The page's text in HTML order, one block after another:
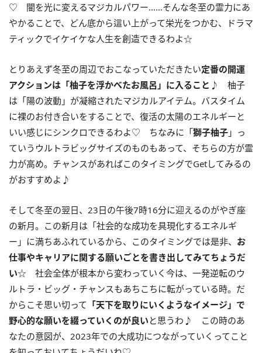
♡ 闇を光に変えるマジカルパワー……そんな冬至の霊力にあ
やかることで、どん底から這い上がって栄光をつかむ、ドラマ
ティックでイケイケな人生を創造できるわよ☆
とりあえず冬至の周辺でおこなっていただきたい定番の開運
アクションは「柚子を浮かべたお風呂」に入ること ♪ 柚子
は「陽の波動」が凝縮されたマジカルアイテム。バスタイム
に裸のお付き合いをすることで、復活の太陽のエネルギーと
いい感じにシンクロできるわよ♡ ちなみに「獅子柚子 」っ
ていうウルトラビッグサイズのものもあって、そちらの方が霊
力が高め。チャンスがあればこのタイミングでGetしてみるの
がおすすめよ♪
そして冬至の翌日、23日の午後7時16分に迎えるのがやぎ座
の新月。この新月は「社会的な成功を具現化するエネルギ
ー」に満ちあふれているから、このタイミングでは是非、 お
仕事やキャリアに関する願いごとを書き出してみてちょうだ
い☆ 社会全体が根本から変わっていく今は、一発逆転のウ
ルトラ・ビッグ・チャンスもあちこちに転がっている時。だ
からこそ思い切って 「天下を取りにいくようなイメージ」で
野心的な願いを綴っていくのが良い と思うわ♪ この時のあ
なたの意図が、2023年での大成功につながっていくってこと